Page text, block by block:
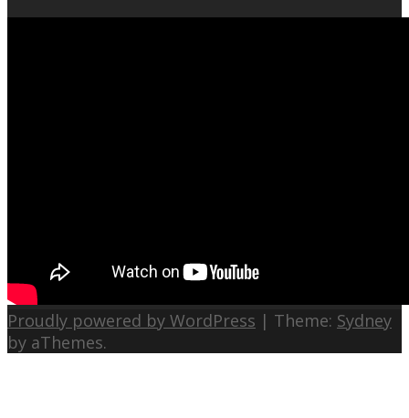
Proudly powered by WordPress | Theme: Sydney
by aThemes.